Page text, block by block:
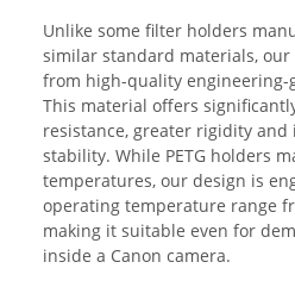
Unlike some filter holders
similar standard materials,
from high-quality engineering-
This material offers
resistance, greater rigidity
stability. While PETG holders
temperatures, our design is
operating temperature range
making it suitable even for
inside a Canon camera.